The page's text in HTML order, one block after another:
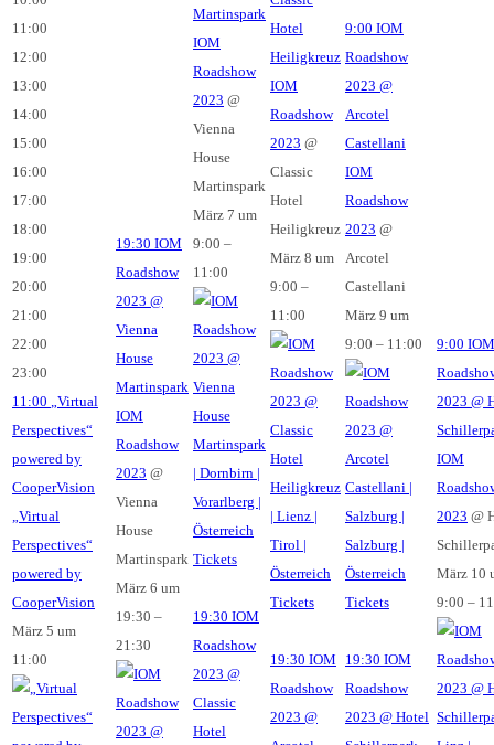
11:00
12:00
13:00
14:00
15:00
16:00
17:00
18:00
19:00
20:00
21:00
22:00
23:00
11:00
„Virtual
Perspectives“
powered by
CooperVision
„Virtual
Perspectives“
powered by
CooperVision
März 5 um
11:00
19:30 IOM
Roadshow
2023 @
Vienna
House
Martinspark
IOM
Roadshow
2023 @
Vienna
House
Martinspark
März 6 um
19:30 –
21:30
Martinspark
IOM
Roadshow
2023 @
Vienna
House
Martinspark
März 7 um
9:00 –
11:00
Tickets
19:30 IOM
Roadshow
2023 @
Classic
Hotel
Hotel
Heiligkreuz
IOM
Roadshow
2023 @
Classic
Hotel
Heiligkreuz
März 8 um
9:00 –
11:00
Tickets
19:30 IOM
Roadshow
2023 @
9:00 IOM
Roadshow
2023 @
Arcotel
Castellani
IOM
Roadshow
2023 @
Arcotel
Castellani
März 9 um
9:00 – 11:00
Tickets
19:30 IOM
Roadshow
2023 @ Hotel
9:00 IOM
2023 @
IOM
2023 @
März 10
9:00 –